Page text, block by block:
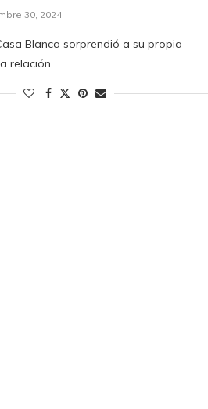
30, 2024
Blanca sorprendió a su propia
relación …